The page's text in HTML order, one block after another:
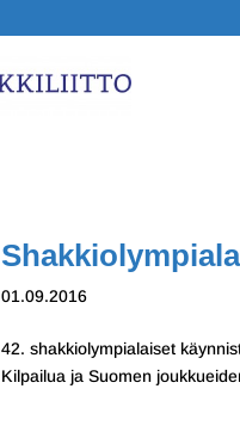
01.09.2016
42. shakkiolympialaiset
Kilpailua ja Suomen